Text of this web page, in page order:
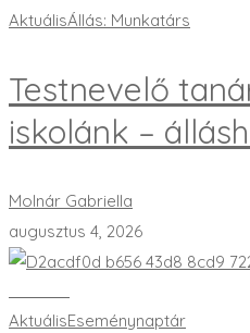
AktuálisÁllás: Munkatárs
Testnevelő
iskolánk –
Molnár Gabriella
augusztus 4, 2026
AktuálisEseménynaptár